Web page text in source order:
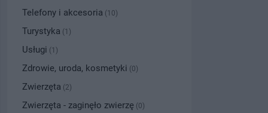
Telefony i akcesoria (10)
Turystyka (1)
Usługi (1)
Zdrowie, uroda, kosmetyki (0)
Zwierzęta (2)
Zwierzęta - zaginęło zwierzę (0)